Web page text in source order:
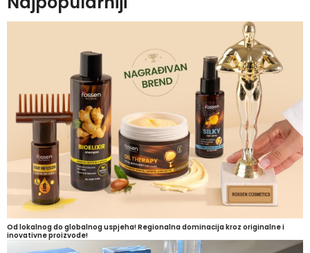
Od lokalnog do globalnog uspjeha! Regionalna dominacija kroz originalne i
inovativne proizvode!